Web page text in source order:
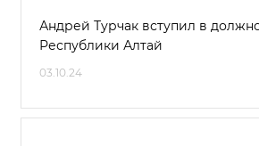
Андрей Турчак вступил в
Республики Алтай
03.10.24